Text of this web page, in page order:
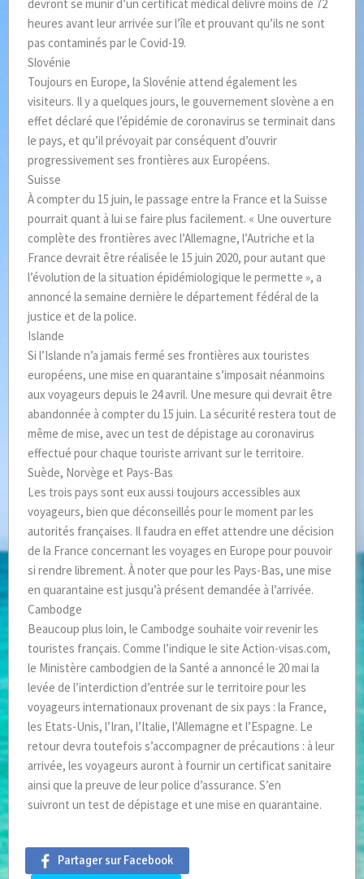
devront se munir d’un certificat médical délivré moins de 72
heures avant leur arrivée sur l’île et prouvant qu’ils ne sont
pas contaminés par le Covid-19.
Slovénie
Toujours en Europe, la Slovénie attend également les
visiteurs. Il y a quelques jours, le gouvernement slovène a en
effet déclaré que l’épidémie de coronavirus se terminait dans
le pays, et qu’il prévoyait par conséquent d’ouvrir
progressivement ses frontières aux Européens.
Suisse
À compter du 15 juin, le passage entre la France et la Suisse
pourrait quant à lui se faire plus facilement. « Une ouverture
complète des frontières avec l’Allemagne, l’Autriche et la
France devrait être réalisée le 15 juin 2020, pour autant que
l’évolution de la situation épidémiologique le permette », a
annoncé la semaine dernière le département fédéral de la
justice et de la police.
Islande
Si l’Islande n’a jamais fermé ses frontières aux touristes
européens, une mise en quarantaine s’imposait néanmoins
aux voyageurs depuis le 24 avril. Une mesure qui devrait être
abandonnée à compter du 15 juin. La sécurité restera tout de
même de mise, avec un test de dépistage au coronavirus
effectué pour chaque touriste arrivant sur le territoire.
Suède, Norvège et Pays-Bas
Les trois pays sont eux aussi toujours accessibles aux
voyageurs, bien que déconseillés pour le moment par les
autorités françaises. Il faudra en effet attendre une décision
de la France concernant les voyages en Europe pour pouvoir
si rendre librement. À noter que pour les Pays-Bas, une mise
en quarantaine est jusqu’à présent demandée à l’arrivée.
Cambodge
Beaucoup plus loin, le Cambodge souhaite voir revenir les
touristes français. Comme l’indique le site Action-visas.com,
le Ministère cambodgien de la Santé a annoncé le 20 mai la
levée de l’interdiction d’entrée sur le territoire pour les
voyageurs internationaux provenant de six pays : la France,
les Etats-Unis, l’Iran, l’Italie, l’Allemagne et l’Espagne. Le
retour devra toutefois s’accompagner de précautions : à leur
arrivée, les voyageurs auront à fournir un certificat sanitaire
ainsi que la preuve de leur police d’assurance. S’en
suivront un test de dépistage et une mise en quarantaine.
Partager sur Facebook